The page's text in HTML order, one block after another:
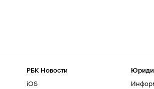
РБК Новости
iOS